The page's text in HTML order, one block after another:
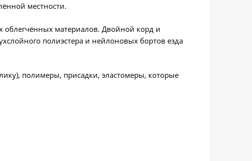
местности.
материалов. Двойной корд и
полиэстера и нейлоновых бортов езда
полимеры, присадки, эластомеры, которые